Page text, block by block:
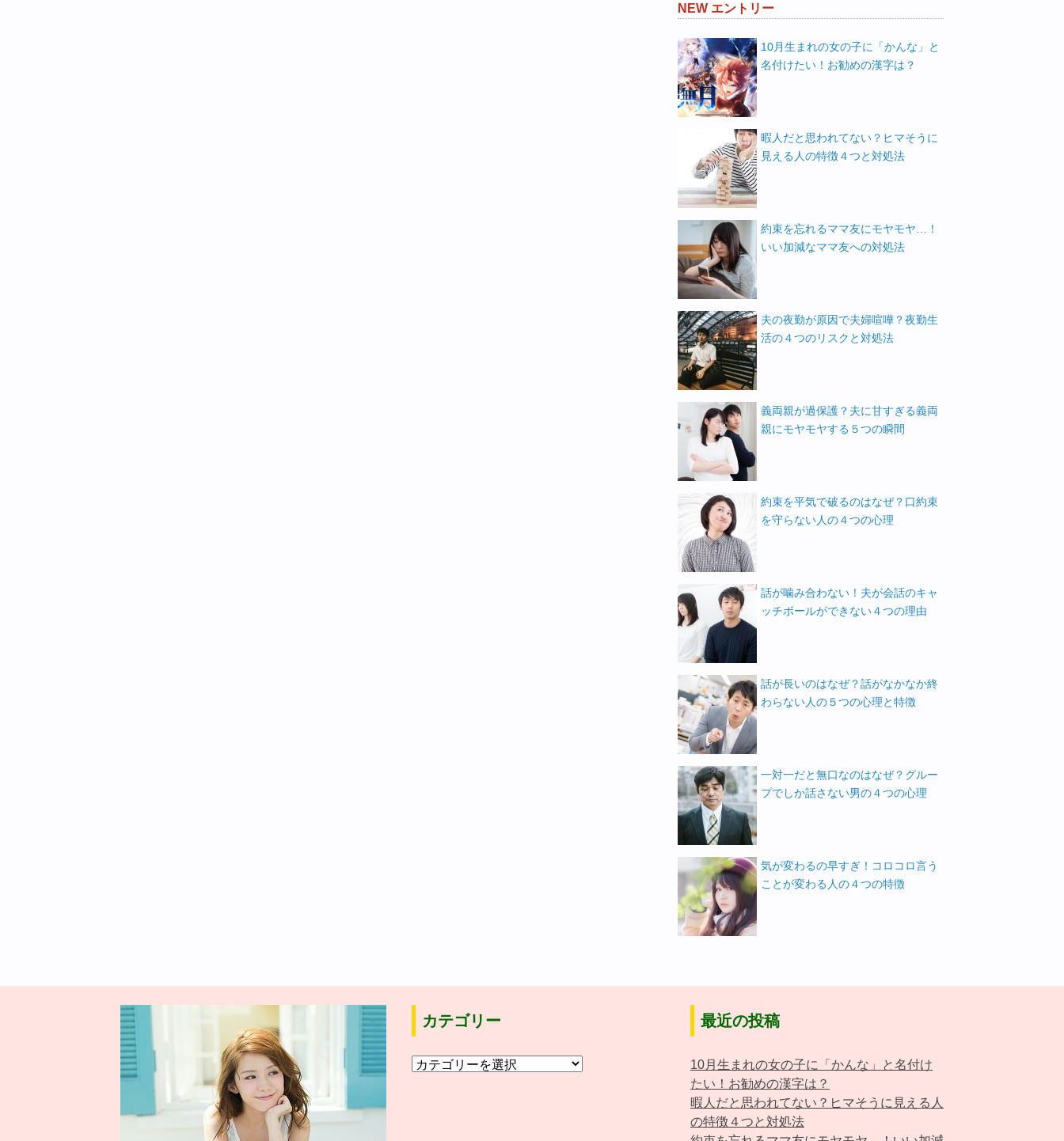
NEW エントリー
10月生まれの女の子に「かんな」と
名付けたい！お勧めの漢字は？
暇人だと思われてない？ヒマそうに
見える人の特徴４つと対処法
約束を忘れるママ友にモヤモヤ…！
いい加減なママ友への対処法
夫の夜勤が原因で夫婦喧嘩？夜勤生
活の４つのリスクと対処法
義両親が過保護？夫に甘すぎる義両
親にモヤモヤする５つの瞬間
約束を平気で破るのはなぜ？口約束
を守らない人の４つの心理
話が噛み合わない！夫が会話のキャ
ッチボールができない４つの理由
話が長いのはなぜ？話がなかなか終
わらない人の５つの心理と特徴
一対一だと無口なのはなぜ？グルー
プでしか話さない男の４つの心理
気が変わるの早すぎ！コロコロ言う
ことが変わる人の４つの特徴
カテゴリー
カ
最近の投稿
10月生まれの女の子に「かんな」と名付け
たい！お勧めの漢字は？
暇人だと思われてない？ヒマそうに見える人
の特徴４つと対処法